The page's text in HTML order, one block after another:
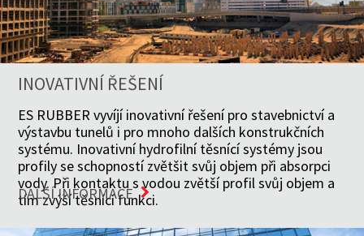
INOVATIVNÍ ŘEŠENÍ
ES RUBBER vyvíjí inovativní řešení pro stavebnictví a
výstavbu tunelů i pro mnoho dalších konstrukčních
systému. Inovativní hydrofilní těsnící systémy jsou
profily se schopností zvětšit svůj objem při absorpci
vody. Při kontaktu s vodou zvětší profil svůj objem a
tím zvýší těsnící funkci.
DALŠÍ INFORMACE